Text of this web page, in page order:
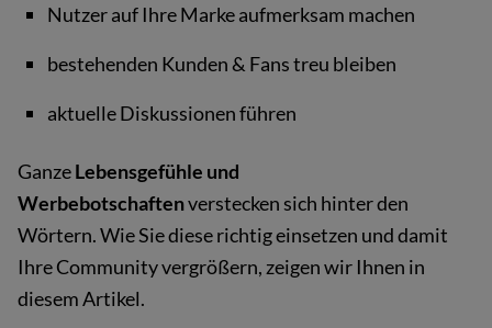
Nutzer auf Ihre Marke aufmerksam machen
bestehenden Kunden & Fans treu bleiben
aktuelle Diskussionen führen
GanzeLebensgefühle und
Werbebotschaftenverstecken sich hinter den
Wörtern. Wie Sie diese richtig einsetzen und damit
Ihre Community vergrößern, zeigen wir Ihnen in
diesem Artikel.